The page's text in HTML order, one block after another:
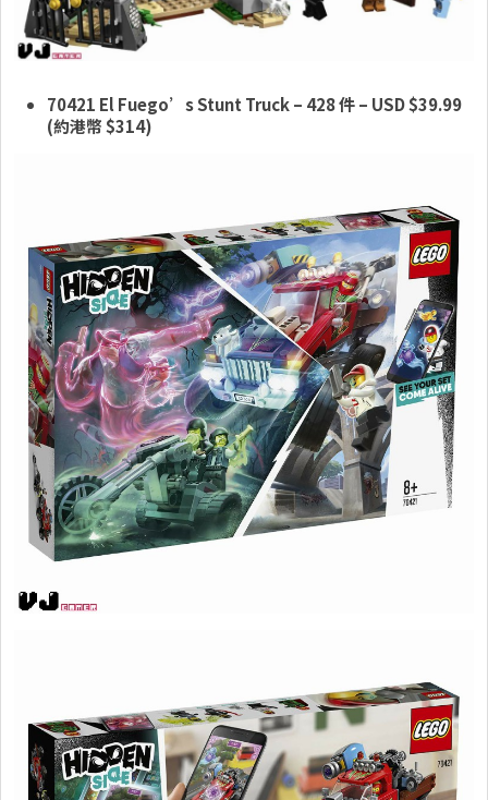
70421 El Fuego’s Stunt Truck– 428 件– USD $39.99
(約港幣 $314)